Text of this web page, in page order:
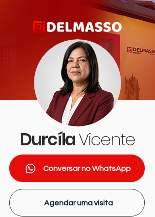
DurcílaVicente
Conversar no WhatsApp
Agendar uma visita